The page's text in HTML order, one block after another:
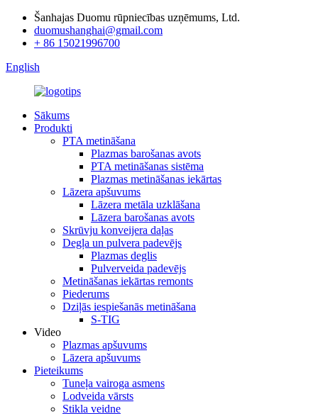
Šanhajas Duomu rūpniecības uzņēmums, Ltd.
duomushanghai@gmail.com
+ 86 15021996700
English
Sākums
Produkti
PTA metināšana
Plazmas barošanas avots
PTA metināšanas sistēma
Plazmas metināšanas iekārtas
Lāzera apšuvums
Lāzera metāla uzklāšana
Lāzera barošanas avots
Skrūvju konveijera daļas
Degļa un pulvera padevējs
Plazmas deglis
Pulverveida padevējs
Metināšanas iekārtas remonts
Piederums
Dziļās iespiešanās metināšana
S-TIG
Video
Plazmas apšuvums
Lāzera apšuvums
Pieteikums
Tuneļa vairoga asmens
Lodveida vārsts
Stikla veidne